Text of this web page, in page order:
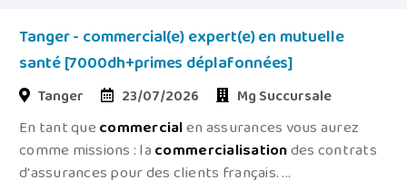
Tanger - commercial(e) expert(e) en mutuelle
santé [7000dh+primes déplafonnées]
Tanger 23/07/2026 Mg Succursale
En tant quecommercialen assurances vous aurez
comme missions : lacommercialisationdes contrats
d'assurances pour des clients français. ...